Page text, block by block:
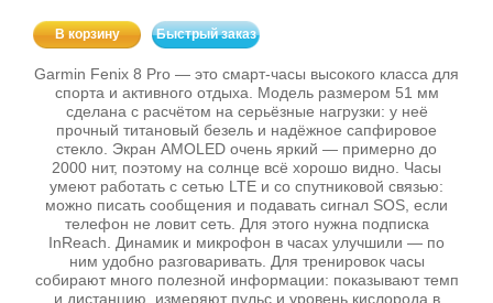
В корзину Быстрый заказ
Garmin Fenix 8 Pro — это смарт‑часы высокого класса для
спорта и активного отдыха. Модель размером 51 мм
сделана с расчётом на серьёзные нагрузки: у неё
прочный титановый безель и надёжное сапфировое
стекло. Экран AMOLED очень яркий — примерно до
2000 нит, поэтому на солнце всё хорошо видно. Часы
умеют работать с сетью LTE и со спутниковой связью:
можно писать сообщения и подавать сигнал SOS, если
телефон не ловит сеть. Для этого нужна подписка
InReach. Динамик и микрофон в часах улучшили — по
ним удобно разговаривать. Для тренировок часы
собирают много полезной информации: показывают темп
и дистанцию, измеряют пульс и уровень кислорода в